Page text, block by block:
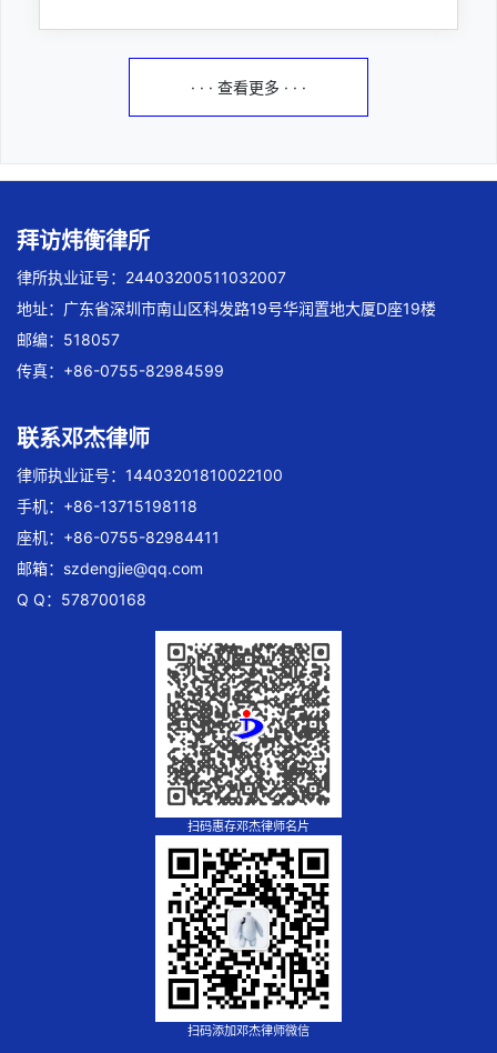
· · · 查看更多 · · ·
拜访炜衡律所
律所执业证号：24403200511032007
地址：广东省深圳市南山区科发路19号华润置地大厦D座19楼
邮编：518057
传真：+86-0755-82984599
联系邓杰律师
律师执业证号：14403201810022100
手机：+86-13715198118
座机：+86-0755-82984411
邮箱： szdengjie@qq.com
Q Q：578700168
扫码惠存邓杰律师名片
扫码添加邓杰律师微信